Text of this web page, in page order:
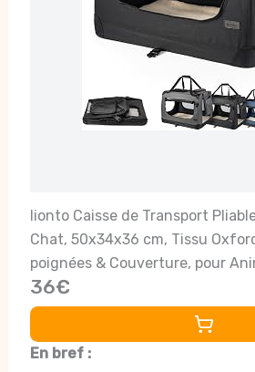
lionto Caisse de Transport
Chat, 50x34x36 cm, Tissu
poignées & Couverture, pour
kg, Caisse pour Petits & Grands,
36€
En bref :